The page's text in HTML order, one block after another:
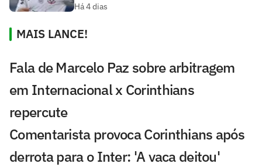
Há 4 dias
MAIS LANCE!
Fala de Marcelo Paz sobre arbitragem
em Internacional x Corinthians
repercute
Comentarista provoca Corinthians após
derrota para o Inter: 'A vaca deitou'